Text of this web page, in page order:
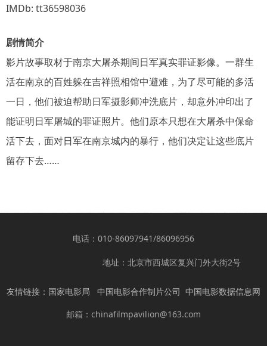
IMDb: tt36598036
剧情简介
影片故事取材于南京大屠杀期间日军真实罪证影像。一群生
活在南京的百姓躲在吉祥照相馆中避难，为了尽可能的多活
一日，他们被迫帮助日军摄影师冲洗底片，却意外冲印出了
能证明日军屠城的罪证照片。他们原本只想在大屠杀中保命
活下去，面对日军在南京城内的暴行，他们决定让这些底片
留存下去……
友情链接： 国家电影局 中国电影合作制片公司 中国电影数据信息网
电话：010-86097941/86096956
邮箱：chinafilmpavilion@163.com
地址：北京市西城区复兴门外大街2号